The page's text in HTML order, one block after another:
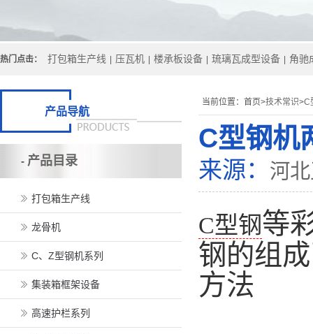
热门点击： 打包箱生产线 压瓦机 楼承板设备 琉璃瓦成型设备 角驰
当前位置： 首页>技术常识>C
C型钢机
来源： 河
C型钢等
钢的组
方法
产品导航
- 产品目录
打包箱生产线
龙骨机
C、Z型钢机系列
集装箱框架设备
高速护栏系列